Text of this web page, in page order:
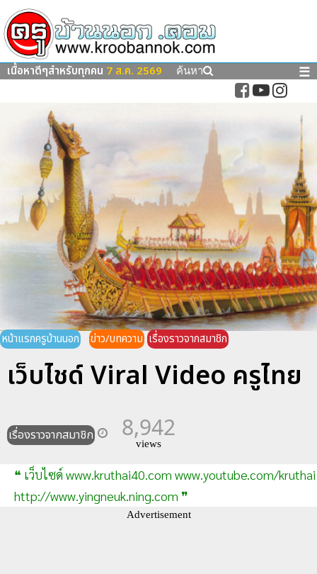
เนื้อหาดีๆสำหรับทุกคน 7 ส.ค. 2569 ค้นหา ☰
หน้าแรกครูบ้านนอก ข่าว/บทความ เรื่องราวจากสมาชิก
เว็บไชด์ Viral Video ครูไทย
เรื่องราวจากสมาชิก 8,942
views
❝ เว็บไซด์ www.kruthai40.com www.youtube.com/kruthai
http://www.yingneuk.ning.com ❞
Advertisement